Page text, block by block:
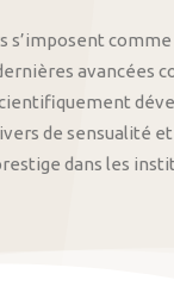
s’imposent
avancées
de sensualité et
dans les